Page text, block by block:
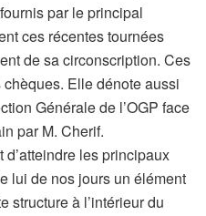
par le principal
ces récentes tournées
de sa circonscription. Ces
Elle dénote aussi
Générale de l’OGP face
par M. Cherif.
les principaux
lui de nos jours un élément
structure à l’intérieur du